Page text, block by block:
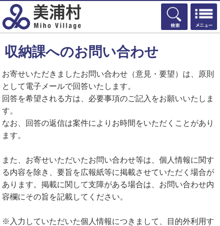
検索
収納課へのお問い合わせ
お寄せいただきましたお問い合わせ（意見・要望）は、原則
として電子メールで回答いたします。
回答を希望される方は、必要事項のご記入をお願いいたしま
す。
なお、回答の返信は案件によりお時間をいただくことがあり
ます。
また、お寄せいただいたお問い合わせ等は、個人情報に関す
る内容を除き、要旨を広報紙等に掲載させていただく場合が
あります。掲載に関して支障がある場合は、お問い合わせ内
容欄にその旨を記載してください。
※入力していただいた個人情報につきまして、目的外利用す